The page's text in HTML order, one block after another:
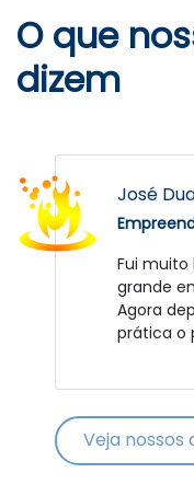
O que
dizem
Daniel
Fator
desafios
projeto
futuro
José
Fui muito
grande
Agora
prática o
Veja nossos